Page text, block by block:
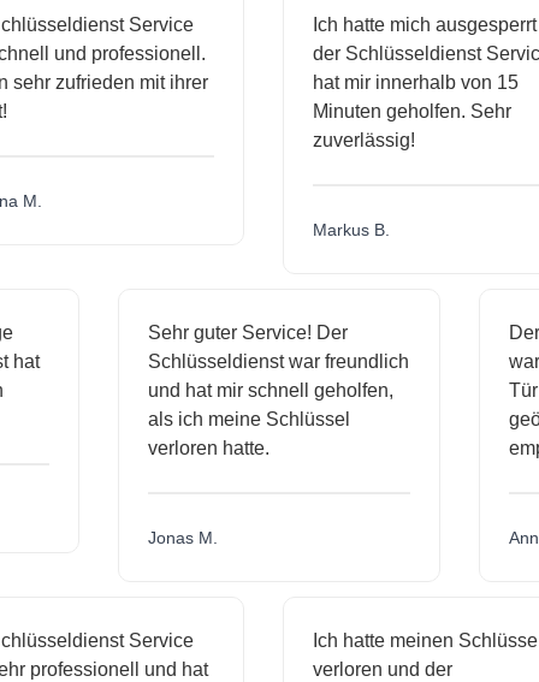
Service
und professionell.
zufrieden mit ihrer
M.
Ich hatte mich ausgesperrt
der Schlüsseldienst Service
hat mir innerhalb von 15
Minuten geholfen. Sehr
zuverlässig!
Markus B.
hat
Sehr guter Service! Der
Schlüsseldienst war freundlich
und hat mir schnell geholfen,
als ich meine Schlüssel
verloren hatte.
Jonas M.
Service
professionell und hat
Ich hatte meinen Schlüssel
verloren und der